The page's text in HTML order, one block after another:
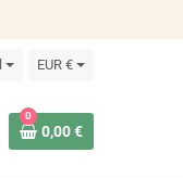
EUR €
0
0,00 €